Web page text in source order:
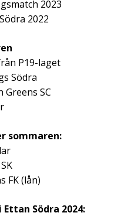
2023
2022
P19-laget
Södra
SC
sommaren:
FK (lån)
Södra 2024: